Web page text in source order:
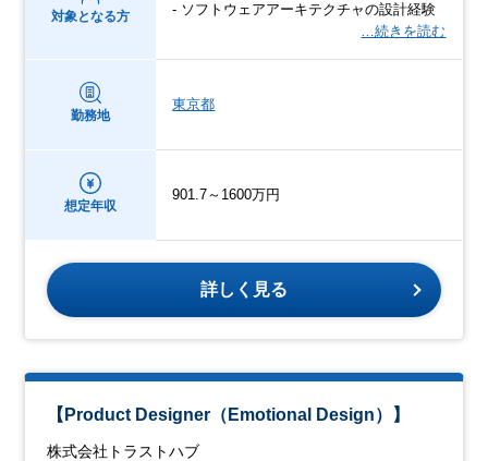
対象となる方
- ソフトウェアアーキテクチャの設計経験
…続きを読む
勤務地
東京都
想定年収
901.7～1600万円
詳しく見る
【Product Designer（Emotional Design）】
株式会社トラストハブ